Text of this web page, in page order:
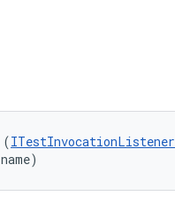
(ITestInvocationListener